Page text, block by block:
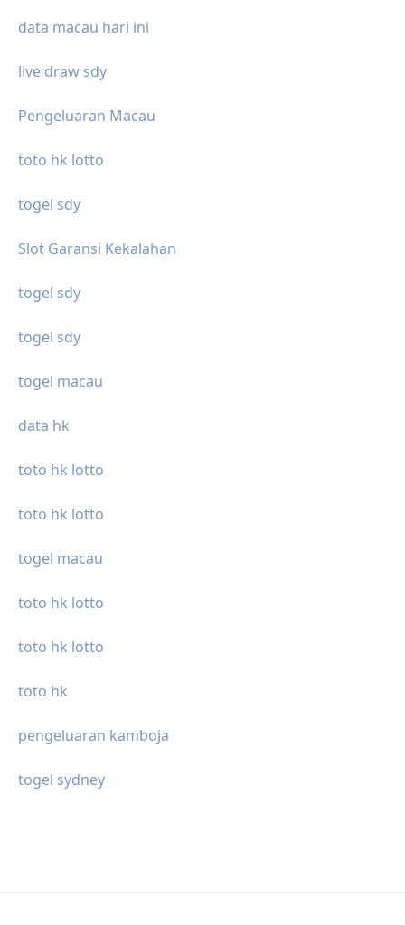
data macau hari ini
live draw sdy
Pengeluaran Macau
toto hk lotto
togel sdy
Slot Garansi Kekalahan
togel sdy
togel sdy
togel macau
data hk
toto hk lotto
toto hk lotto
togel macau
toto hk lotto
toto hk lotto
toto hk
pengeluaran kamboja
togel sydney